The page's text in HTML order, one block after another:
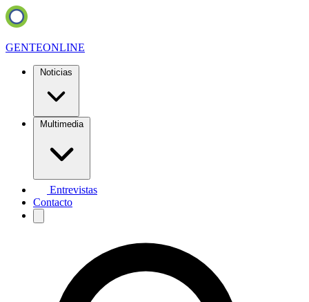
GENTEONLINE
Noticias
Multimedia
Entrevistas
Contacto